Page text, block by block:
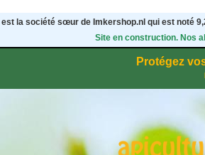
est la société sœur de Imkershop.nl qui est noté
Site en construction. Nos
Protégez